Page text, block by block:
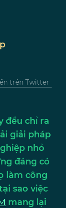
trên Twitter
đều chỉ ra
giải pháp
nhỏ
đáng có
làm công
sao việc
mang lại